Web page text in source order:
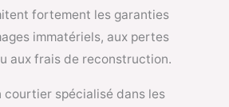
fortement les garanties
immatériels, aux pertes
aux frais de reconstruction.
courtier spécialisé dans les